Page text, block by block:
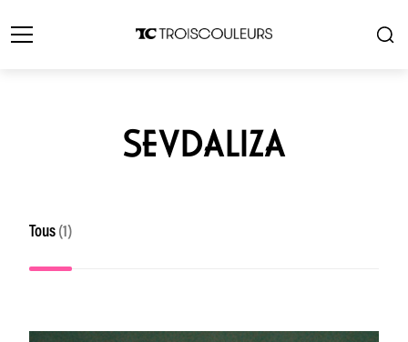
SEVDALIZA
Tous (1)